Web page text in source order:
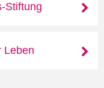
Stiftung
Leben